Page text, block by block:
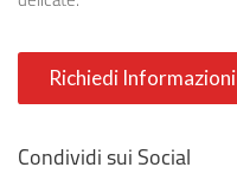
Richiedi Informazioni
Condividi sui Social